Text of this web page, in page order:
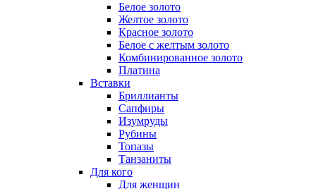
Белое золото
Желтое золото
Красное золото
Белое с желтым золото
Комбинированное золото
Платина
Вставки
Бриллианты
Сапфиры
Изумруды
Рубины
Топазы
Танзаниты
Для кого
Для женщин